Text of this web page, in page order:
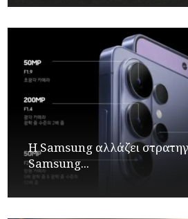
Η Samsung αλλάζει
Samsung...